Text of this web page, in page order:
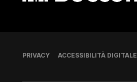
Piè di pagina
PRIVACY ACCESSIBILITÀ DIGITALE